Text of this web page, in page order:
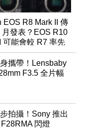
EOS R8 Mark II 傳
月發表？EOS R10
可能會較 R7 率先
攜帶！Lensbaby
F3.5 全片幅
拍攝！Sony 推出
閃燈